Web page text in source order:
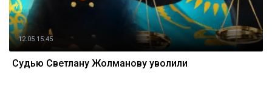
12.05 15:45
Судью Светлану Жолманову уволили